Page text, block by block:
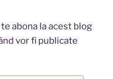
abona la acest blog
vor fi publicate